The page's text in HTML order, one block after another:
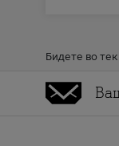
Бидете во тек